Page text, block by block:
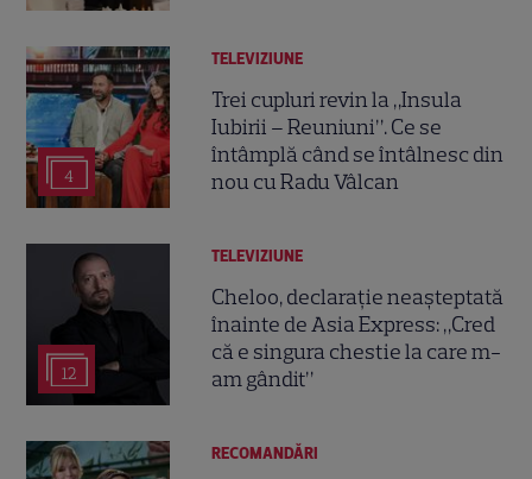
4
TELEVIZIUNE
Trei cupluri revin la „Insula
Iubirii – Reuniuni”. Ce se
întâmplă când se întâlnesc din
nou cu Radu Vâlcan
12
TELEVIZIUNE
Cheloo, declarație neașteptată
înainte de Asia Express: „Cred
că e singura chestie la care m-
am gândit”
RECOMANDĂRI